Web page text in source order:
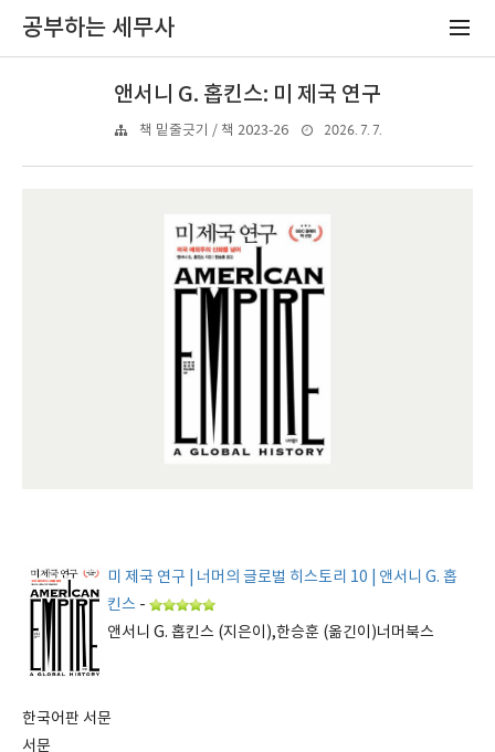
공부하는 세무사
앤서니 G. 홉킨스: 미 제국 연구
책 밑줄긋기 / 책 2023-26 2026. 7. 7.
미 제국 연구 | 너머의 글로벌 히스토리 10 | 앤서니 G. 홉
킨스 -
앤서니 G. 홉킨스 (지은이),한승훈 (옮긴이)너머북스
한국어판 서문
서문